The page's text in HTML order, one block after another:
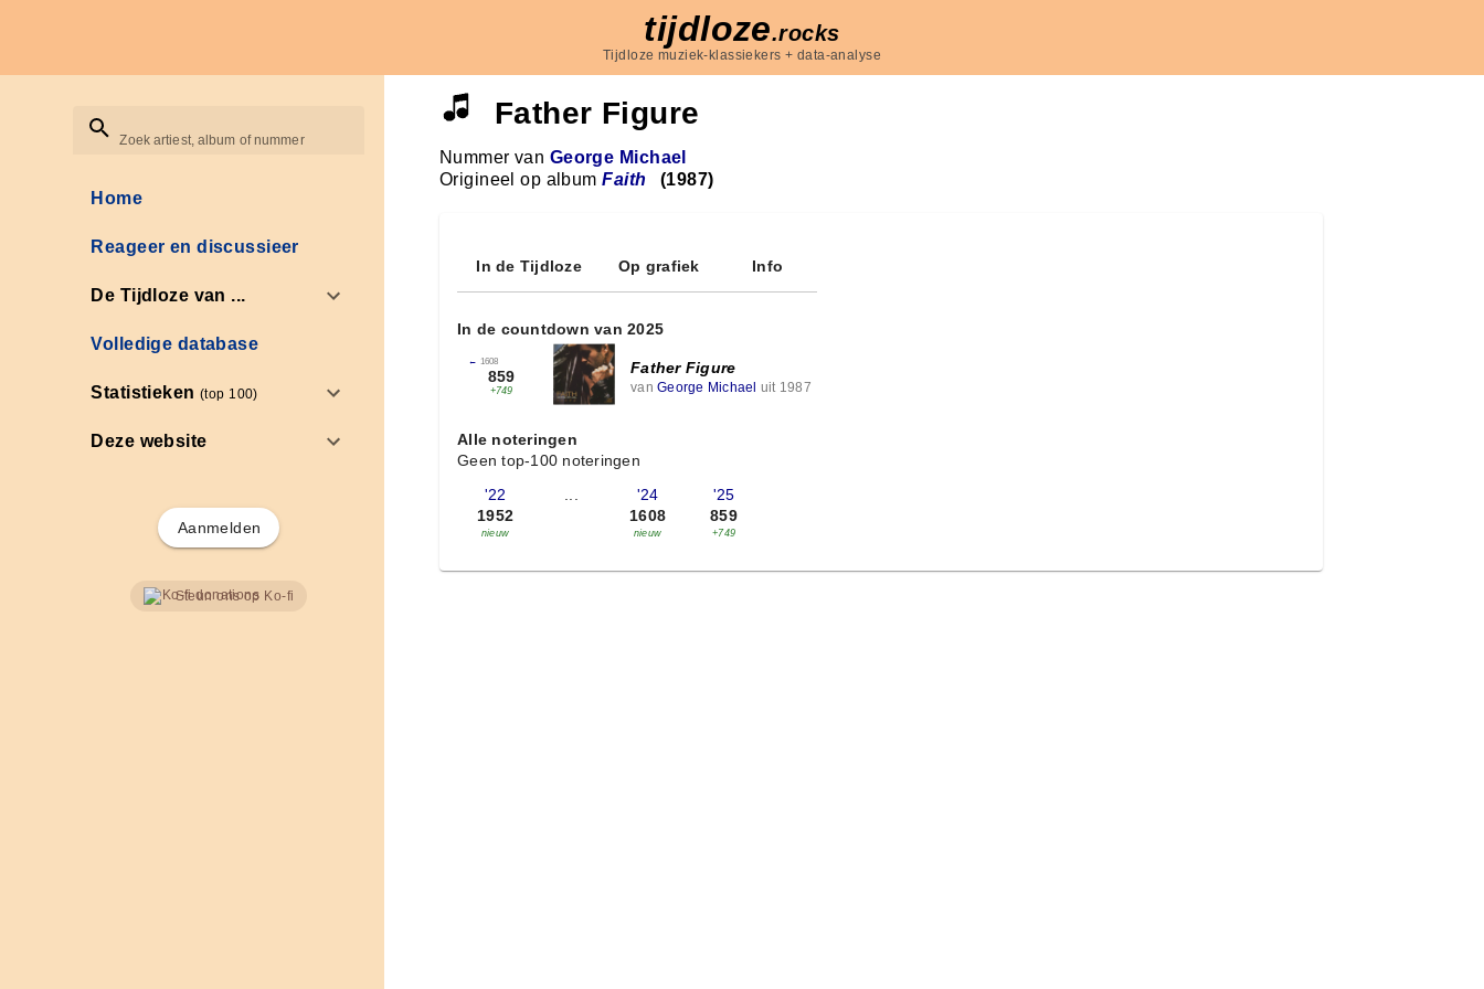
tijdloze.rocks
Tijdloze muziek-klassiekers + data-analyse
Zoek artiest, album of nummer
Home
Reageer en discussieer
De Tijdloze van ...
Volledige database
Statistieken(top 100)
Deze website
Aanmelden
Steun ons op Ko-fi
Father Figure
Nummer van George Michael
Origineel op albumFaith (1987)
In de Tijdloze Op grafiek Info
In de countdown van 2025
← 1608
859
+749
Father Figure
van George Michael uit 1987
Alle noteringen
Geen top-100 noteringen
'22
1952
nieuw
...
'24
1608
nieuw
'25
859
+749